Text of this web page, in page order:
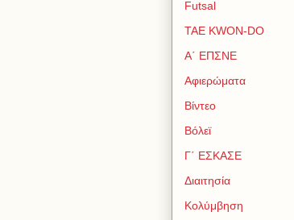
Futsal
TAE KWON-DO
Α΄ ΕΠΣΝΕ
Αφιερώματα
Βίντεο
Βόλεϊ
Γ΄ ΕΣΚΑΣΕ
Διαιτησία
Κολύμβηση